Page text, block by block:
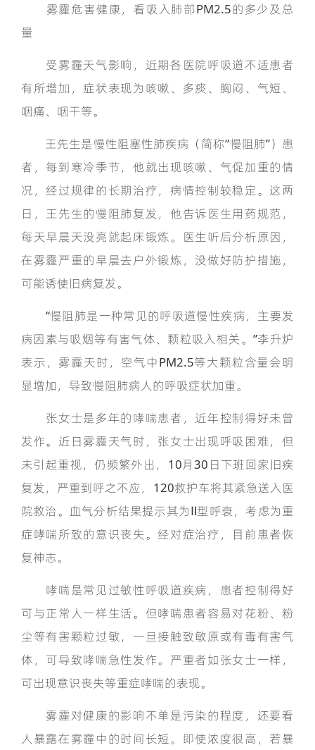
雾霾危害健康，看吸入肺部PM2.5的多少及总
量
受雾霾天气影响，近期各医院呼吸道不适患者
有所增加，症状表现为咳嗽、多痰、胸闷、气短、
咽痛、咽干等。
王先生是慢性阻塞性肺疾病（简称“慢阻肺”）患
者，每到寒冷季节，他就出现咳嗽、气促加重的情
况，经过规律的长期治疗，病情控制较稳定。这两
日，王先生的慢阻肺复发，他告诉医生用药规范，
每天早晨天没亮就起床锻炼。医生听后分析原因，
在雾霾严重的早晨去户外锻炼，没做好防护措施，
可能诱使旧病复发。
“慢阻肺是一种常见的呼吸道慢性疾病，主要发
病因素与吸烟等有害气体、颗粒吸入相关。”李升炉
表示，雾霾天时，空气中PM2.5等大颗粒含量会明
显增加，导致慢阻肺病人的呼吸症状加重。
张女士是多年的哮喘患者，近年控制得好未曾
发作。近日雾霾天气时，张女士出现呼吸困难，但
未引起重视，仍频繁外出，10月30日下班回家旧疾
复发，严重到呼之不应，120救护车将其紧急送入医
院救治。血气分析结果提示其为Ⅱ型呼衰，考虑为重
症哮喘所致的意识丧失。经对症治疗，目前患者恢
复神志。
哮喘是常见过敏性呼吸道疾病，患者控制得好
可与正常人一样生活。但哮喘患者容易对花粉、粉
尘等有害颗粒过敏，一旦接触致敏原或有毒有害气
体，可导致哮喘急性发作。严重者如张女士一样，
可出现意识丧失等重症哮喘的表现。
雾霾对健康的影响不单是污染的程度，还要看
人暴露在雾霾中的时间长短。即使浓度很高，若暴